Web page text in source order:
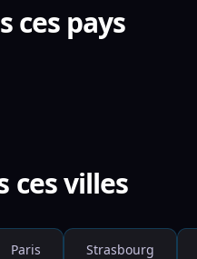
ces pays
ces villes
Paris Strasbourg